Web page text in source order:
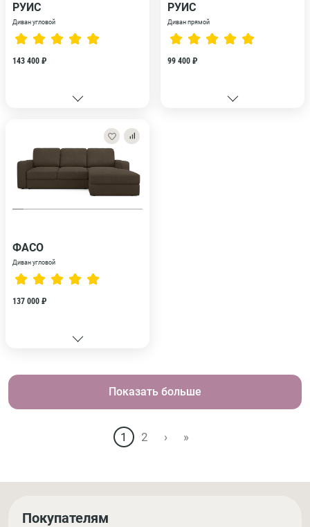
РУИС
Диван угловой
143 400 ₽
РУИС
Диван прямой
99 400 ₽
ФАСО
Диван угловой
137 000 ₽
Показать больше
1 2 › »
Покупателям